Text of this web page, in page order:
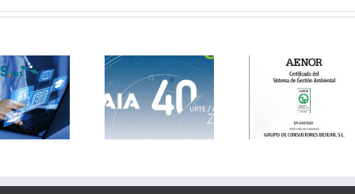
Asamblea GAIA y
40 Aniversario
Betean Vitoria
pasa de forma
favorable el
seguimiento anual